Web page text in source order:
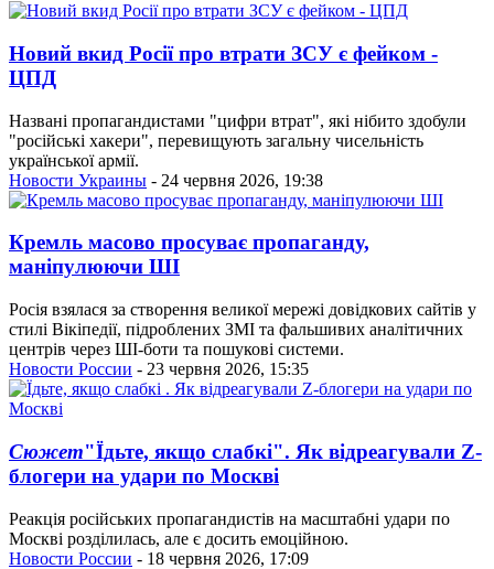
Новий вкид Росії про втрати ЗСУ є фейком -
ЦПД
Названі пропагандистами "цифри втрат", які нібито здобули
"російські хакери", перевищують загальну чисельність
української армії.
Новости Украины - 24 червня 2026, 19:38
Кремль масово просуває пропаганду,
маніпулюючи ШІ
Росія взялася за створення великої мережі довідкових сайтів у
стилі Вікіпедії, підроблених ЗМІ та фальшивих аналітичних
центрів через ШІ-боти та пошукові системи.
Новости России - 23 червня 2026, 15:35
Сюжет"Їдьте, якщо слабкі". Як відреагували Z-
блогери на удари по Москві
Реакція російських пропагандистів на масштабні удари по
Москві розділилась, але є досить емоційною.
Новости России - 18 червня 2026, 17:09